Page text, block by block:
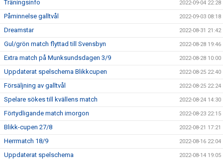
Träningsinfo 2022-09-04 22:28
Påminnelse galltvål 2022-09-03 08:18
Dreamstar 2022-08-31 21:42
Gul/grön match flyttad till Svensbyn 2022-08-28 19:46
Extra match på Munksundsdagen 3/9 2022-08-28 10:00
Uppdaterat spelschema Blikkcupen 2022-08-25 22:40
Försäljning av galltvål 2022-08-25 22:24
Spelare sökes till kvällens match 2022-08-24 14:30
Förtydligande match imorgon 2022-08-23 22:15
Blikk-cupen 27/8 2022-08-21 17:21
Herrmatch 18/9 2022-08-16 22:04
Uppdaterat spelschema 2022-08-14 19:05